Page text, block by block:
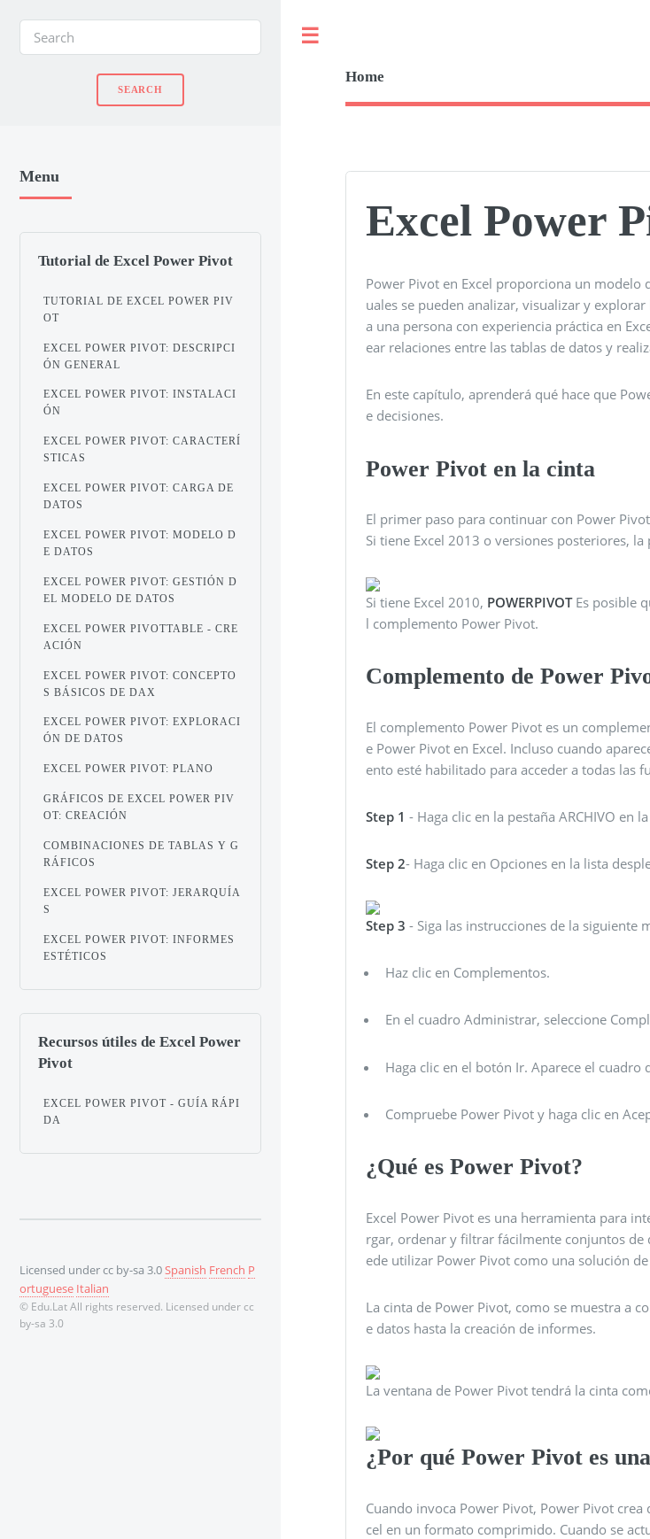
Home
Excel Power
Power Pivot en Excel proporciona un modelo
uales se pueden analizar, visualizar y
a una persona con experiencia práctica en
ear relaciones entre las tablas de datos y
En este capítulo, aprenderá qué hace que
e decisiones.
Power Pivot en la cinta
El primer paso para continuar con Power
Si tiene Excel 2013 o versiones posteriores, la
Si tiene Excel 2010, POWERPIVOTEs posible
l complemento Power Pivot.
Complemento de Power
El complemento Power Pivot es un
e Power Pivot en Excel. Incluso cuando
ento esté habilitado para acceder a todas las
Step 1 - Haga clic en la pestaña ARCHIVO en
Step 2- Haga clic en Opciones en la lista
Step 3 - Siga las instrucciones de la siguiente
Haz clic en Complementos.
En el cuadro Administrar, seleccione
Haga clic en el botón Ir. Aparece el cuadro
Compruebe Power Pivot y haga clic en
¿Qué es Power Pivot?
Excel Power Pivot es una herramienta para
rgar, ordenar y filtrar fácilmente conjuntos de
ede utilizar Power Pivot como una solución
La cinta de Power Pivot, como se muestra a
e datos hasta la creación de informes.
La ventana de Power Pivot tendrá la cinta
¿Por qué Power Pivot es
Cuando invoca Power Pivot, Power Pivot
cel en un formato comprimido. Cuando se
Menu
Tutorial de Excel Power Pivot
TUTORIAL DE EXCEL POWER PIV
OT
EXCEL POWER PIVOT: DESCRIPCI
ÓN GENERAL
EXCEL POWER PIVOT: INSTALACI
ÓN
EXCEL POWER PIVOT: CARACTERÍ
STICAS
EXCEL POWER PIVOT: CARGA DE
DATOS
EXCEL POWER PIVOT: MODELO D
E DATOS
EXCEL POWER PIVOT: GESTIÓN D
EL MODELO DE DATOS
EXCEL POWER PIVOTTABLE - CRE
ACIÓN
EXCEL POWER PIVOT: CONCEPTO
S BÁSICOS DE DAX
EXCEL POWER PIVOT: EXPLORACI
ÓN DE DATOS
EXCEL POWER PIVOT: PLANO
GRÁFICOS DE EXCEL POWER PIV
OT: CREACIÓN
COMBINACIONES DE TABLAS Y G
RÁFICOS
EXCEL POWER PIVOT: JERARQUÍA
S
EXCEL POWER PIVOT: INFORMES
ESTÉTICOS
Recursos útiles de Excel Power
Pivot
EXCEL POWER PIVOT - GUÍA RÁPI
DA
Licensed under cc by-sa 3.0Spanish French P
ortuguese Italian
© Edu.Lat All rights reserved. Licensed under cc
by-sa 3.0